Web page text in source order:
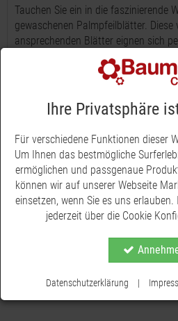
Tauchen Sie ein in die faszinierende
gewaschenen Palmpfeilblätter.
ansprechenden Blätter eignen sich
Naturdekos und sogar für
Länge von etwa 20 cm verleihen sie
natürliche und stilvolle Note. In einer
insgesamt 100 dieser hochwertigen
ihren zarten Strukturen und der
Umgebung aufwerten. Entdecken Sie
Einsatzmöglichkeiten unserer
Ihre Projekte ganz nach Ihren
Ihre Privatsphäre
Für verschiedene Funktionen dieser
Um Ihnen das bestmögliche
ermöglichen und passgenaue
können wir auf unserer Webseite
einsetzen, wenn Sie es uns
jederzeit über die Cookie
Datenschutzerklärung |